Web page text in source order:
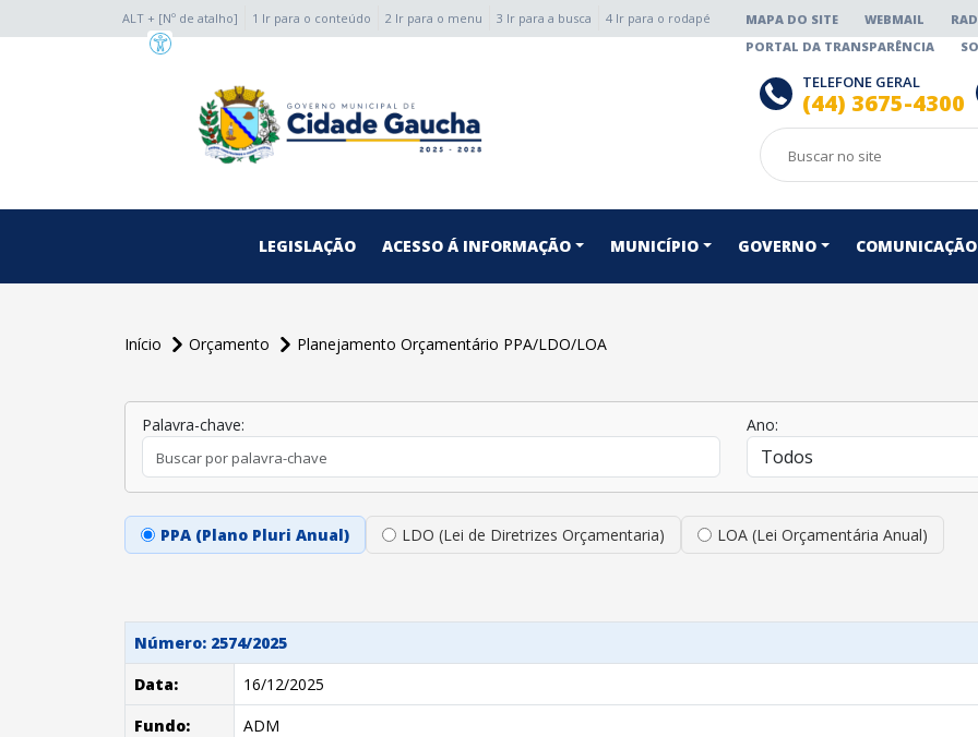
ALT + [Nº de atalho] 1 Ir para o conteúdo 2 Ir para o menu 3 Ir para a busca 4 Ir para o rodapé MAPA DO SITE WEBMAIL
PORTAL DA TRANSPARÊNCIA
TELEFONE GERAL
(44) 3675-4300
LEGISLAÇÃO ACESSO Á INFORMAÇÃO MUNICÍPIO GOVERNO COMUNICAÇÃO
Início Orçamento Planejamento Orçamentário PPA/LDO/LOA
Palavra-chave: Ano:
PPA (Plano Pluri Anual) LDO (Lei de Diretrizes Orçamentaria) LOA (Lei Orçamentária Anual)
Número: 2574/2025
Data:
16/12/2025
Fundo:
ADM